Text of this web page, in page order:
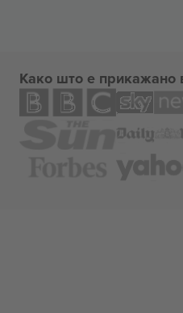
Како што е прикажано